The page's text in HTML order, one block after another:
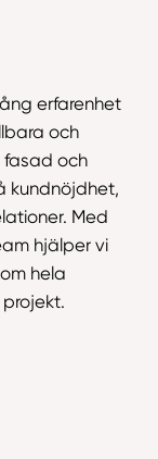
erfarenhet
och
fasad och
kundnöjdhet,
Med
hjälper vi
hela